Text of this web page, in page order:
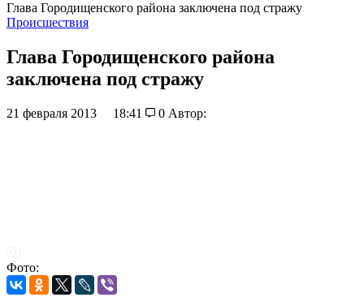
Глава Городищенского района заключена под стражу
Происшествия
Глава Городищенского района
заключена под стражу
21 февраля 2013 18:41 0 Автор:
Фото: